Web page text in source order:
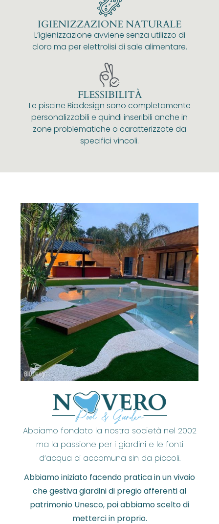
IGIENIZZAZIONE NATURALE
L’igienizzazione avviene senza utilizzo di
cloro ma per elettrolisi di sale alimentare.
FLESSIBILITÀ
Le piscine Biodesign sono completamente
personalizzabili e quindi inseribili anche in
zone problematiche o caratterizzate da
specifici vincoli.
Abbiamo fondato la nostra società nel 2002
ma la passione per i giardini e le fonti
d’acqua ci accomuna sin da piccoli.
Abbiamo iniziato facendo pratica in un vivaio
che gestiva giardini di pregio afferenti al
patrimonio Unesco, poi abbiamo scelto di
metterci in proprio.